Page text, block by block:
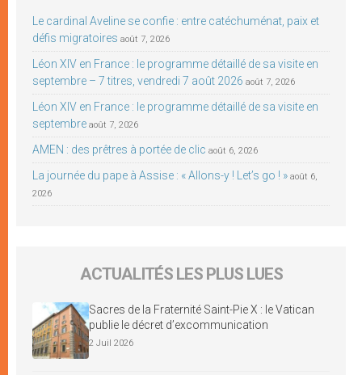
Le cardinal Aveline se confie : entre catéchuménat, paix et
défis migratoires août 7, 2026
Léon XIV en France : le programme détaillé de sa visite en
septembre – 7 titres, vendredi 7 août 2026 août 7, 2026
Léon XIV en France : le programme détaillé de sa visite en
septembre août 7, 2026
AMEN : des prêtres à portée de clic août 6, 2026
La journée du pape à Assise : « Allons-y ! Let’s go ! » août 6,
2026
ACTUALITÉS LES PLUS LUES
Sacres de la Fraternité Saint-Pie X : le Vatican
publie le décret d’excommunication
2 Juil 2026